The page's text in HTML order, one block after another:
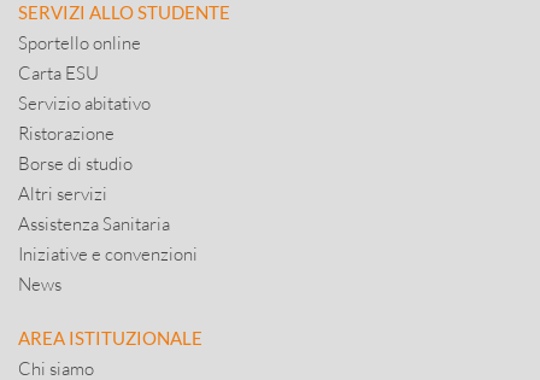
SERVIZI ALLO STUDENTE
Sportello online
Carta ESU
Servizio abitativo
Ristorazione
Borse di studio
Altri servizi
Assistenza Sanitaria
Iniziative e convenzioni
News
AREA ISTITUZIONALE
Chi siamo